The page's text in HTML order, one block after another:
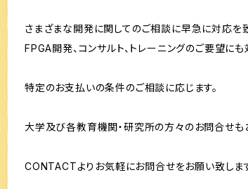
さまざまな開発に関してのご相談に早急に対応を致
FPGA開発、コンサルト、トレーニングのご要望に
特定のお支払いの条件のご相談に応じます。
大学及び各教育機関・研究所の方々のお問合せも
CONTACTよりお気軽にお問合せをお願い致します